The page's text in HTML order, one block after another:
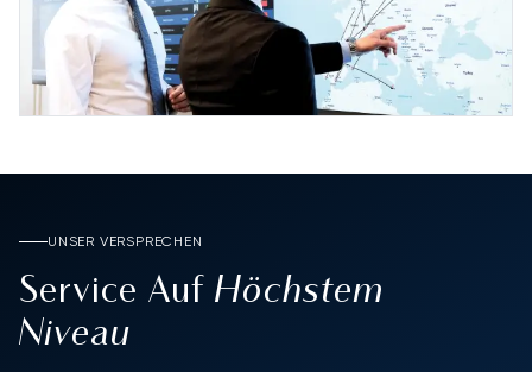
UNSER VERSPRECHEN
Service Auf Höchstem
Niveau